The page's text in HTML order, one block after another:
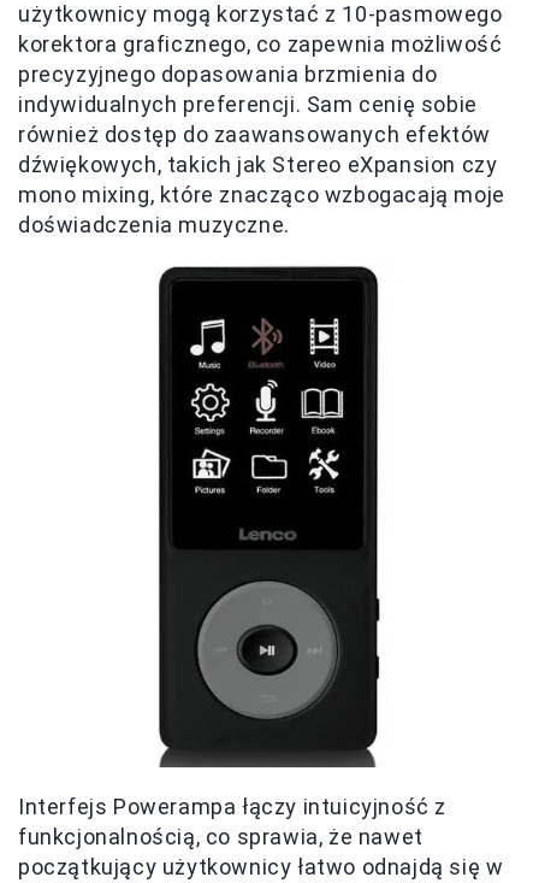
użytkownicy mogą korzystać z 10-pasmowego
korektora graficznego, co zapewnia możliwość
precyzyjnego dopasowania brzmienia do
indywidualnych preferencji. Sam cenię sobie
również dostęp do zaawansowanych efektów
dźwiękowych, takich jak Stereo eXpansion czy
mono mixing, które znacząco wzbogacają moje
doświadczenia muzyczne.
Interfejs Powerampa łączy intuicyjność z
funkcjonalnością, co sprawia, że nawet
początkujący użytkownicy łatwo odnajdą się w